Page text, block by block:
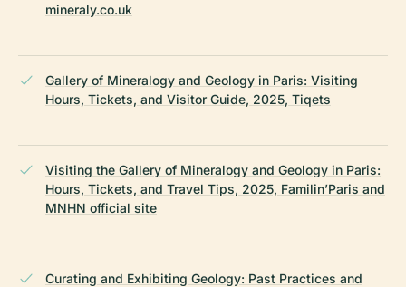
mineraly.co.uk
Gallery of Mineralogy and Geology in Paris: Visiting
Hours, Tickets, and Visitor Guide, 2025, Tiqets
Visiting the Gallery of Mineralogy and Geology in Paris:
Hours, Tickets, and Travel Tips, 2025, Familin’Paris and
MNHN official site
Curating and Exhibiting Geology: Past Practices and